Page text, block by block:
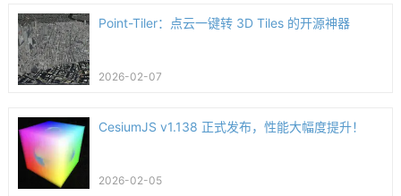
Point-Tiler：点云一键转 3D Tiles 的开源神器
2026-02-07
CesiumJS v1.138 正式发布，性能大幅度提升！
2026-02-05